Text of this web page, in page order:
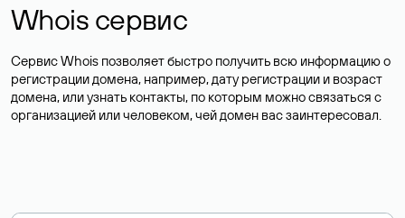
Whois сервис
Сервис Whois позволяет быстро получить всю информацию о
регистрации домена, например, дату регистрации и возраст
домена, или узнать контакты, по которым можно связаться с
организацией или человеком, чей домен вас заинтересовал.